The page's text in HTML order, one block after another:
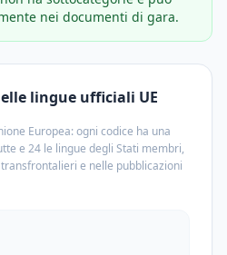
nei documenti di gara.
lingue ufficiali UE
Europea: ogni codice ha una
e 24 le lingue degli Stati membri,
e nelle pubblicazioni